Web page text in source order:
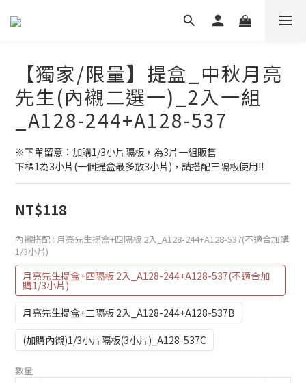
【獨家/限量】提盒_中秋月亮
先生(內襯二選一)_2入一組
_A128-244+A128-537
※下單留意：加購1/3小片隔板，為3片一組販售
下標1為3小片(一個提盒最多放3小片)，請搭配三隔板使用!!
NT$118
內襯搭配 : 月亮先生提盒+四隔板 2入_A128-244+A128-537(不適合加購
1/3小片)
月亮先生提盒+四隔板 2入_A128-244+A128-537(不適合加
購1/3小片)
月亮先生提盒+三隔板 2入_A128-244+A128-537B
(加購內襯)1/3小片隔板(3小片)_A128-537C
數量